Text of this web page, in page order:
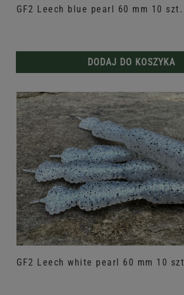
GF2 Leech blue pearl 60 mm 10 szt.
DODAJ DO KOSZYKA
GF2 Leech white pearl 60 mm 10 szt